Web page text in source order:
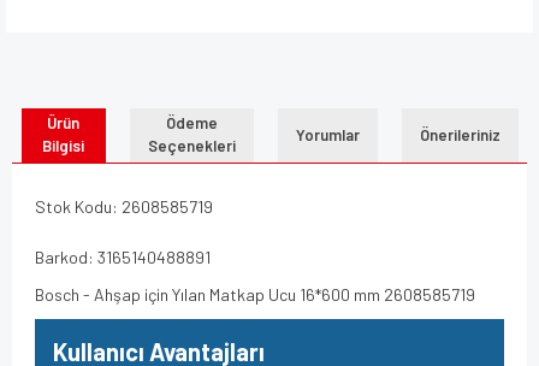
Ürün
Bilgisi
Ödeme
Seçenekleri
Yorumlar Önerileriniz
Stok Kodu: 2608585719
Barkod: 3165140488891
Bosch - Ahşap için Yılan Matkap Ucu 16*600 mm 2608585719
Kullanıcı Avantajları